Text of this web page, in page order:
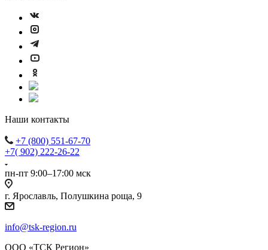
Наши контакты
+7 (800) 551-67-70
+7( 902) 222-26-22
пн-пт 9:00–17:00 мск
г. Ярославль, Полушкина роща, 9
info@tsk-region.ru
ООО «ТСК Регион»